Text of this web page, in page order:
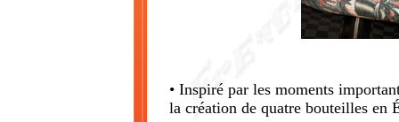
• Inspiré par les moments
la création de quatre bouteilles en